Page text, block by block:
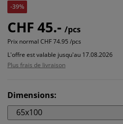
-39%
CHF 45.- /pcs
Prix normal CHF 74.95 /pcs
L'offre est valable jusqu'au 17.08.2026
Plus frais de livraison
Dimensions:
65x100